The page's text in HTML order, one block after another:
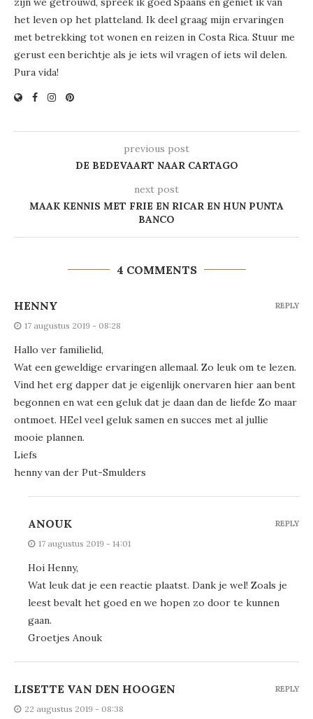
het leven op het platteland. Ik deel graag mijn ervaringen
met betrekking tot wonen en reizen in Costa Rica. Stuur me
gerust een berichtje als je iets wil vragen of iets wil delen.
Pura vida!
previous post
DE BEDEVAART NAAR CARTAGO
next post
MAAK KENNIS MET FRIE EN RICAR EN HUN PUNTA
BANCO
4 COMMENTS
HENNY
17 augustus 2019 - 08:28
Hallo ver familielid,
Wat een geweldige ervaringen allemaal. Zo leuk om te lezen.
Vind het erg dapper dat je eigenlijk onervaren hier aan bent
begonnen en wat een geluk dat je daan dan de liefde Zo maar
ontmoet. HEel veel geluk samen en succes met al jullie
mooie plannen.
Liefs
henny van der Put-Smulders
REPLY
ANOUK
17 augustus 2019 - 14:01
Hoi Henny,
Wat leuk dat je een reactie plaatst. Dank je wel! Zoals je
leest bevalt het goed en we hopen zo door te kunnen
gaan.
Groetjes Anouk
REPLY
LISETTE VAN DEN HOOGEN
22 augustus 2019 - 08:38
REPLY